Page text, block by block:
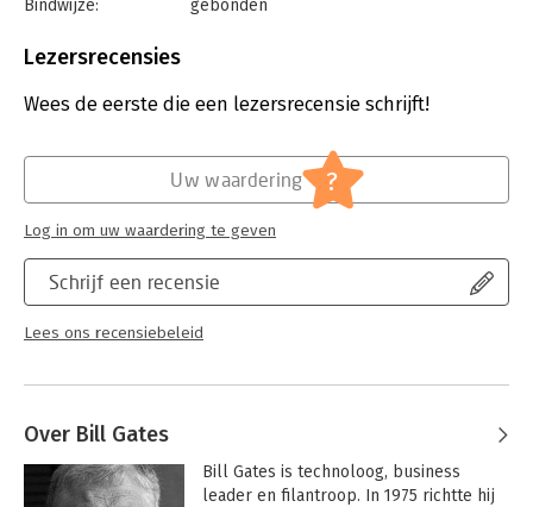
Bindwijze:
gebonden
Uitgever:
Verschijningsdatum:
25-2-2021
Mens en maatschappij
Lezersrecensies
Wees de eerste die een lezersrecensie schrijft!
Schrijf een recensie
Lees ons recensiebeleid
Uw waardering ?
Log in om uw waardering te geven
Over Bill Gates
Bill Gates is technoloog, business
leader en filantroop. In 1975 richtte hij